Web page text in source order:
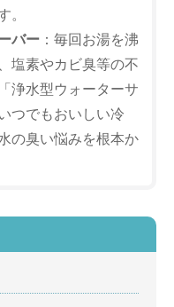
。
バー ：毎回お湯を沸
塩素やカビ臭等の不
浄水型ウォーターサ
つでもおいしい冷
の臭い悩みを根本か